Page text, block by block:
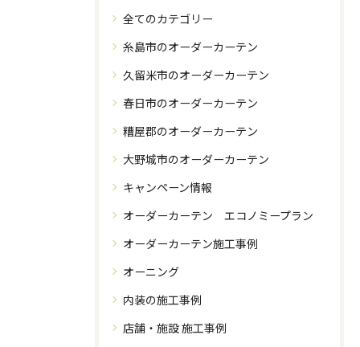
全てのカテゴリー
糸島市のオーダーカーテン
久留米市のオーダーカーテン
春日市のオーダーカーテン
糟屋郡のオーダーカーテン
大野城市のオーダーカーテン
キャンペーン情報
オーダーカーテン エコノミープラン
オーダーカーテン施工事例
オーニング
内装の施工事例
店舗・施設 施工事例